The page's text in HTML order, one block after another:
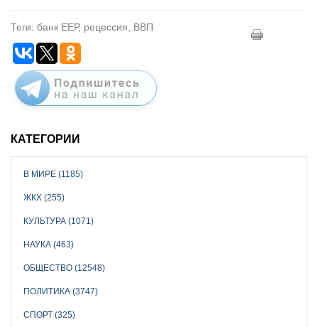
Теги: банк ЕЕР, рецессия, ВВП
КАТЕГОРИИ
В МИРЕ (1185)
ЖКХ (255)
КУЛЬТУРА (1071)
НАУКА (463)
ОБЩЕСТВО (12548)
ПОЛИТИКА (3747)
СПОРТ (325)